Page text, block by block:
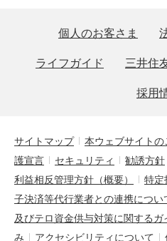
個人のお客さま
ライフガイド
三井住
採用
サイトマップ 本ウェブサイト
護宣言
セキュリティ 勧誘方針
利益相反管理方針（概要）
特定
子決済等代行業者との連携につい
及びテロ資金供与対策に関する
み
アクセシビリティについて